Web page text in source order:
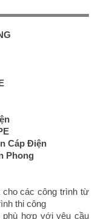
Cáp Điện
Phong
các công trình từ
thi công
hợp với yêu cầu